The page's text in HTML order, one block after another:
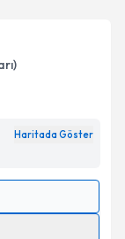
Haritada Göster